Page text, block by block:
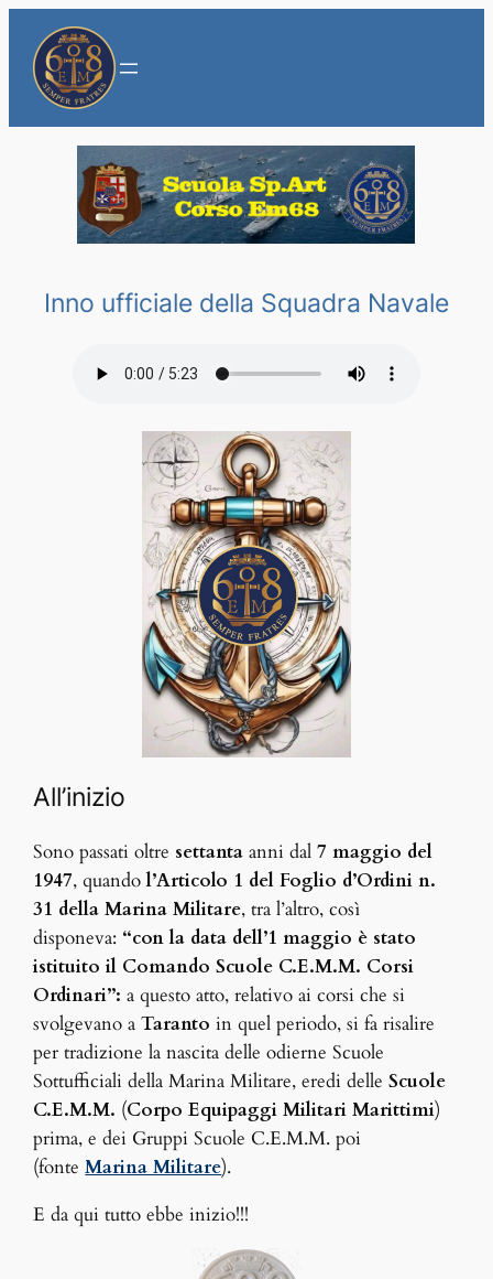
Inno ufficiale della Squadra Navale
All’inizio
Sono passati oltre settanta anni dal7 maggio del
1947, quandol’Articolo 1 del Foglio d’Ordini n.
31 della Marina Militare, tra l’altro, così
disponeva: “con la data dell’1 maggio è stato
istituito il Comando Scuole C.E.M.M. Corsi
Ordinari”: a questo atto, relativo ai corsi che si
svolgevano aTaranto in quel periodo, si fa risalire
per tradizione la nascita delle odierne Scuole
Sottufficiali della Marina Militare, eredi delleScuole
C.E.M.M. (Corpo Equipaggi Militari Marittimi)
prima, e dei Gruppi Scuole C.E.M.M. poi
(fonteMarina Militare).
E da qui tutto ebbe inizio!!!